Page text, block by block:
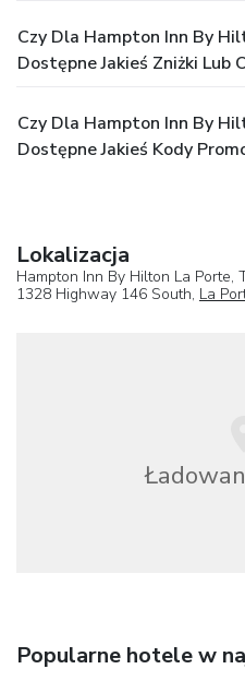
Czy Dla Hampton Inn By
Dostępne Jakieś Zniżki Lub
Czy Dla Hampton Inn By
Dostępne Jakieś Kody
Lokalizacja
Hampton Inn By Hilton La Porte,
1328 Highway 146 South, La
Popularne hotele w